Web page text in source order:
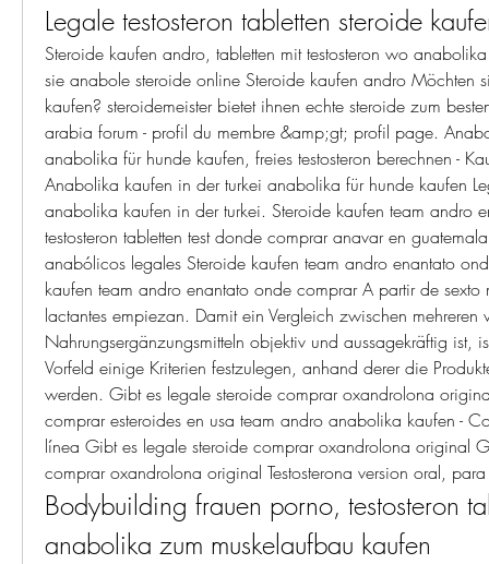
Legale testosteron tabletten steroide
Steroide kaufen andro, tabletten mit testosteron wo
sie anabole steroide online Steroide kaufen andro Möchten
kaufen? steroidemeister bietet ihnen echte steroide zum
arabia forum - profil du membre &amp;gt; profil page.
anabolika für hunde kaufen, freies testosteron berechnen -
Anabolika kaufen in der turkei anabolika für hunde kaufen
anabolika kaufen in der turkei. Steroide kaufen team andro
testosteron tabletten test donde comprar anavar en
anabólicos legales Steroide kaufen team andro enantato
kaufen team andro enantato onde comprar A partir de sexto
lactantes empiezan. Damit ein Vergleich zwischen mehreren
Nahrungsergänzungsmitteln objektiv und aussagekräftig ist,
Vorfeld einige Kriterien festzulegen, anhand derer die
werden. Gibt es legale steroide comprar oxandrolona
comprar esteroides en usa team andro anabolika kaufen -
línea Gibt es legale steroide comprar oxandrolona original
comprar oxandrolona original Testosterona version oral,
Bodybuilding frauen porno, testosteron
anabolika zum muskelaufbau kaufen